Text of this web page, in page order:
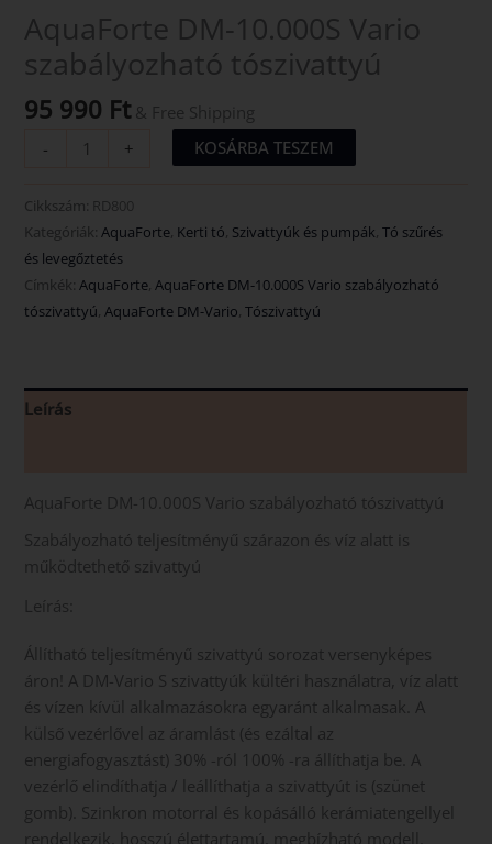
AquaForte DM-10.000S Vario
szabályozható tószivattyú
95 990 Ft & Free Shipping
-
+ KOSÁRBA TESZEM
Cikkszám: RD800
Kategóriák:AquaForte, Kerti tó, Szivattyúk és pumpák,Tó szűrés
és levegőztetés
Címkék:AquaForte,AquaForte DM-10.000S Vario szabályozható
tószivattyú,AquaForte DM-Vario,Tószivattyú
Leírás
AquaForte DM-10.000S Vario szabályozható tószivattyú
Szabályozható teljesítményű szárazon és víz alatt is
működtethető szivattyú
Leírás:
Állítható teljesítményű szivattyú sorozat versenyképes
áron! A DM-Vario S szivattyúk kültéri használatra, víz alatt
és vízen kívül alkalmazásokra egyaránt alkalmasak. A
külső vezérlővel az áramlást (és ezáltal az
energiafogyasztást) 30% -ról 100% -ra állíthatja be. A
vezérlő elindíthatja / leállíthatja a szivattyút is (szünet
gomb). Szinkron motorral és kopásálló kerámiatengellyel
rendelkezik, hosszú élettartamú, megbízható modell.